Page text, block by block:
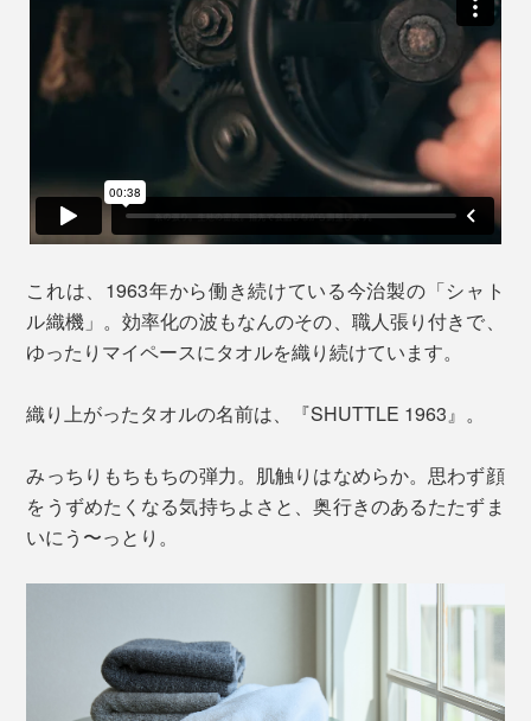
これは、1963年から働き続けている今治製の「シャト
ル織機」。効率化の波もなんのその、職人張り付きで、
ゆったりマイペースにタオルを織り続けています。
織り上がったタオルの名前は、『SHUTTLE 1963』。
みっちりもちもちの弾力。肌触りはなめらか。思わず顔
をうずめたくなる気持ちよさと、奥行きのあるたたずま
いにう〜っとり。